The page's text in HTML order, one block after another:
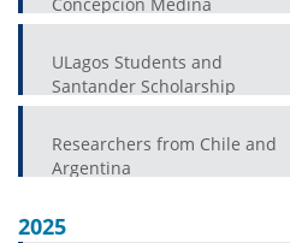
Concepción Medina
ULagos Students and
Santander Scholarship
Researchers from Chile and
Argentina
2025